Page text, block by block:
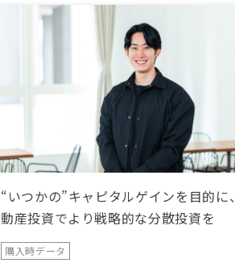
“いつかの”キャピタルゲインを目的に
動産投資でより戦略的な分散投資を
購入時データ